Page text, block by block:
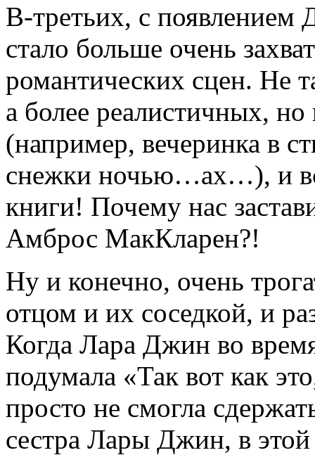
В-третьих, с
стало больше очень
романтических сцен. Не
а более реалистичных,
(например, вечеринка в
снежки ночью…ах…), и
книги! Почему нас
Амброс МакКларен?!
Ну и конечно, очень
отцом и их соседкой, и
Когда Лара Джин во
подумала «Так вот как
просто не смогла
сестра Лары Джин, в этой